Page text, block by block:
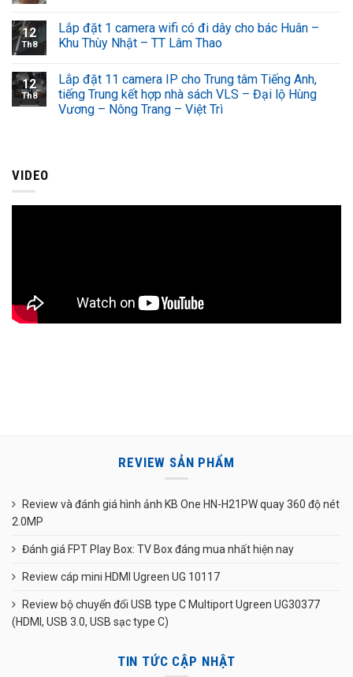
12
Th8
Lắp đặt 1 camera wifi có đi dây cho bác Huân –
Khu Thùy Nhật – TT Lâm Thao
12
Th8
Lắp đặt 11 camera IP cho Trung tâm Tiếng Anh,
tiếng Trung kết hợp nhà sách VLS – Đại lộ Hùng
Vương – Nông Trang – Việt Trì
VIDEO
REVIEW SẢN PHẨM
Review và đánh giá hình ảnh KB One HN-H21PW quay 360 độ nét
2.0MP
Đánh giá FPT Play Box: TV Box đáng mua nhất hiện nay
Review cáp mini HDMI Ugreen UG 10117
Review bộ chuyển đổi USB type C Multiport Ugreen UG30377
(HDMI, USB 3.0, USB sạc type C)
TIN TỨC CẬP NHẬT